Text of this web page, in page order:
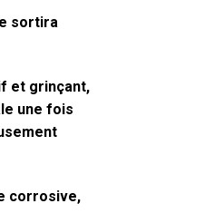
sortira
et grinçant,
une fois
corrosive,